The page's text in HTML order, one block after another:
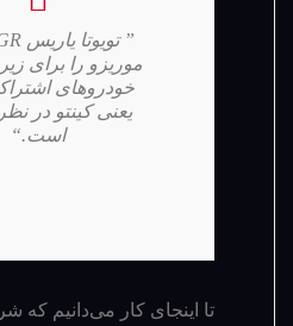
موریزو را برای
خودروهای
یعنی کینتو در
است.“
تا اینجای کار می‌دانیم که